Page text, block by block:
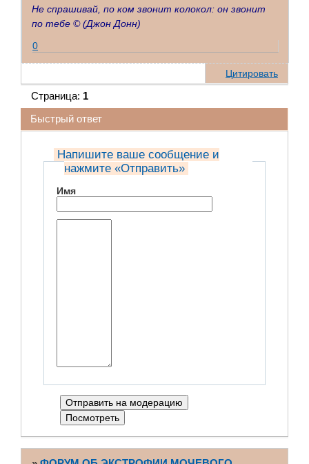
Не спрашивай, по ком звонит колокол: он звонит
по тебе © (Джон Донн)
0
Цитировать
Страница: 1
Быстрый ответ
Напишите ваше сообщение и
нажмите «Отправить»
Имя